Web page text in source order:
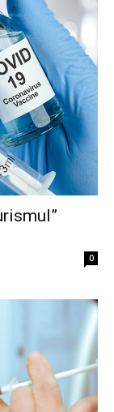
0